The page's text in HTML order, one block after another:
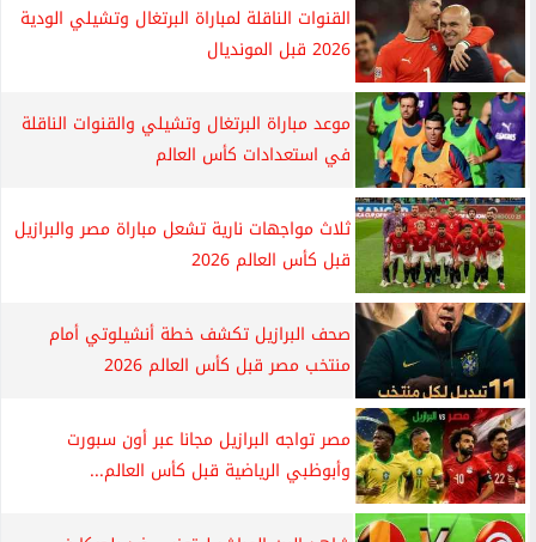
القنوات الناقلة لمباراة البرتغال وتشيلي الودية
2026 قبل المونديال
موعد مباراة البرتغال وتشيلي والقنوات الناقلة
في استعدادات كأس العالم
ثلاث مواجهات نارية تشعل مباراة مصر والبرازيل
قبل كأس العالم 2026
صحف البرازيل تكشف خطة أنشيلوتي أمام
منتخب مصر قبل كأس العالم 2026
مصر تواجه البرازيل مجانا عبر أون سبورت
وأبوظبي الرياضية قبل كأس العالم...